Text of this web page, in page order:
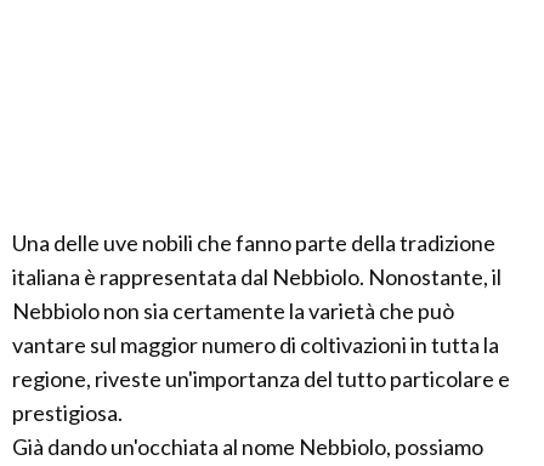
Una delle uve nobili che fanno parte della tradizione
italiana è rappresentata dal Nebbiolo. Nonostante, il
Nebbiolo non sia certamente la varietà che può
vantare sul maggior numero di coltivazioni in tutta la
regione, riveste un'importanza del tutto particolare e
prestigiosa.
Già dando un'occhiata al nome Nebbiolo, possiamo